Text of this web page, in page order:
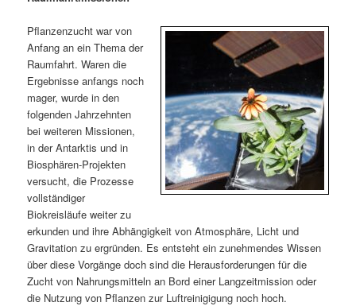
ä
r
e
n
I
n
h
a
n
d
ä
r
e
n
I
n
n
v
i
g
a
t
i
o
n
Pflanzenzucht war von
Anfang an ein Thema der
Raumfahrt. Waren die
Ergebnisse anfangs noch
mager, wurde in den
folgenden Jahrzehnten
bei weiteren Missionen,
in der Antarktis und in
Biosphären-Projekten
versucht, die Prozesse
vollständiger
Biokreisläufe weiter zu
erkunden und ihre Abhängigkeit von Atmosphäre, Licht und
Gravitation zu ergründen. Es entsteht ein zunehmendes Wissen
über diese Vorgänge doch sind die Herausforderungen für die
Zucht von Nahrungsmitteln an Bord einer Langzeitmission oder
die Nutzung von Pflanzen zur Luftreinigigung noch hoch.